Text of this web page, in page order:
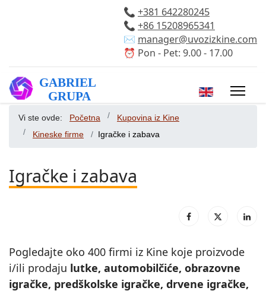
📞 +381 642280245
📞 +86 15208965341
✉️ manager@uvozizkine.com
⏰ Pon - Pet: 9.00 - 17.00
Izaberite vaš
Vi ste ovde: Početna
Kupovina iz Kine
Kineske firme
Igračke i zabava
Igračke i zabava
Pogledajte oko 400 firmi iz Kine koje proizvode
i/ili prodaju lutke, automobilčiće, obrazovne
igračke, predškolske igračke, drvene igračke,